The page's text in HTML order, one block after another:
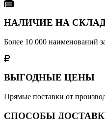
НАЛИЧИЕ НА
Более 10 000 наименований
ВЫГОДНЫЕ ЦЕНЫ
Прямые поставки от
СПОСОБЫ